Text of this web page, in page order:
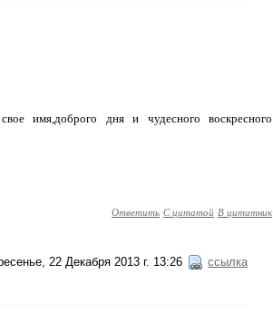
имя,доброго дня и чудесного воскресного
Ответить С цитатой В цитатник
22 Декабря 2013 г. 13:26 ссылка